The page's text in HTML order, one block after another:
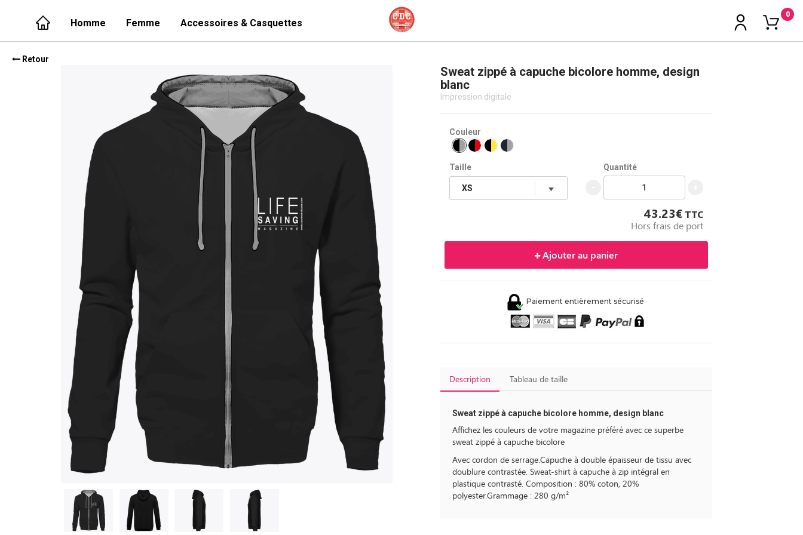
Homme Femme Accessoires & Casquettes
0
Retour
Sweat zippé à capuche bicolore homme, design
blanc
Impression digitale
Couleur
Taille Quantité
43.23€ TTC
Hors frais de port
Ajouter au panier
Paiement entièrement sécurisé
Description Tableau de taille
Sweat zippé à capuche bicolore homme, design blanc
Affichez les couleurs de votre magazine préféré avec ce superbe
sweat zippé à capuche bicolore
Avec cordon de serrage.Capuche à double épaisseur de tissu avec
doublure contrastée. Sweat-shirt à capuche à zip intégral en
plastique contrasté. Composition : 80% coton, 20%
polyester.Grammage : 280 g/m²